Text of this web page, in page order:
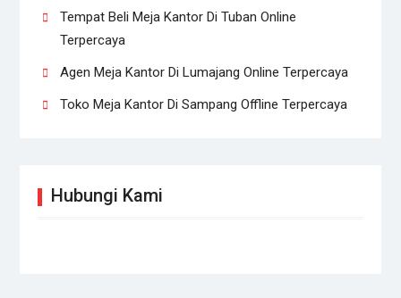
Tempat Beli Meja Kantor Di Tuban Online
Terpercaya
Agen Meja Kantor Di Lumajang Online Terpercaya
Toko Meja Kantor Di Sampang Offline Terpercaya
Hubungi Kami